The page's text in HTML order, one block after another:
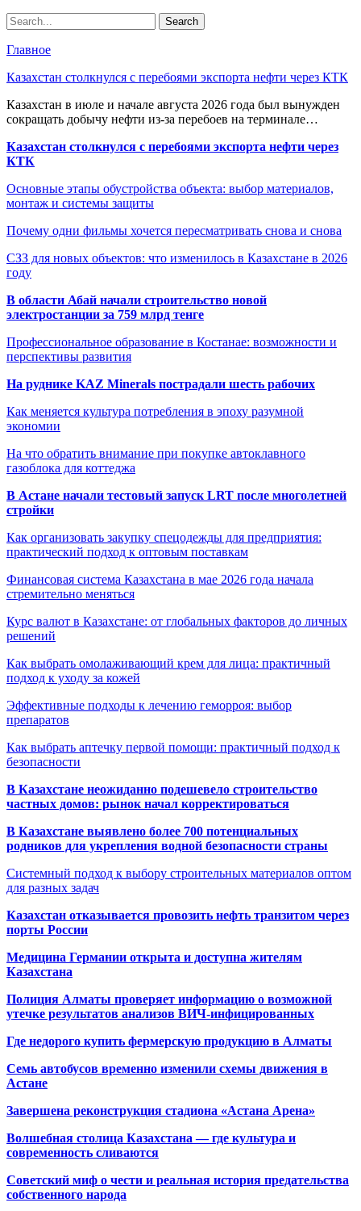
Главное
Казахстан столкнулся с перебоями экспорта нефти через КТК
Казахстан в июле и начале августа 2026 года был вынужден
сокращать добычу нефти из-за перебоев на терминале…
Казахстан столкнулся с перебоями экспорта нефти через
КТК
Основные этапы обустройства объекта: выбор материалов,
монтаж и системы защиты
Почему одни фильмы хочется пересматривать снова и снова
СЗЗ для новых объектов: что изменилось в Казахстане в 2026
году
В области Абай начали строительство новой
электростанции за 759 млрд тенге
Профессиональное образование в Костанае: возможности и
перспективы развития
На руднике KAZ Minerals пострадали шесть рабочих
Как меняется культура потребления в эпоху разумной
экономии
На что обратить внимание при покупке автоклавного
газоблока для коттеджа
В Астане начали тестовый запуск LRT после многолетней
стройки
Как организовать закупку спецодежды для предприятия:
практический подход к оптовым поставкам
Финансовая система Казахстана в мае 2026 года начала
стремительно меняться
Курс валют в Казахстане: от глобальных факторов до личных
решений
Как выбрать омолаживающий крем для лица: практичный
подход к уходу за кожей
Эффективные подходы к лечению геморроя: выбор
препаратов
Как выбрать аптечку первой помощи: практичный подход к
безопасности
В Казахстане неожиданно подешевело строительство
частных домов: рынок начал корректироваться
В Казахстане выявлено более 700 потенциальных
родников для укрепления водной безопасности страны
Системный подход к выбору строительных материалов оптом
для разных задач
Казахстан отказывается провозить нефть транзитом через
порты России
Медицина Германии открыта и доступна жителям
Казахстана
Полиция Алматы проверяет информацию о возможной
утечке результатов анализов ВИЧ-инфицированных
Где недорого купить фермерскую продукцию в Алматы
Семь автобусов временно изменили схемы движения в
Астане
Завершена реконструкция стадиона «Астана Арена»
Волшебная столица Казахстана — где культура и
современность сливаются
Советский миф о чести и реальная история предательства
собственного народа